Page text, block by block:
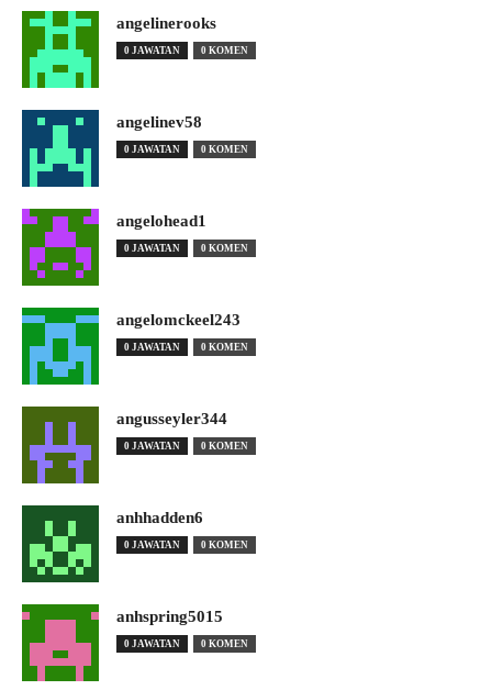
angelinerooks
0 JAWATAN 0 KOMEN
angelinev58
0 JAWATAN 0 KOMEN
angelohead1
0 JAWATAN 0 KOMEN
angelomckeel243
0 JAWATAN 0 KOMEN
angusseyler344
0 JAWATAN 0 KOMEN
anhhadden6
0 JAWATAN 0 KOMEN
anhspring5015
0 JAWATAN 0 KOMEN